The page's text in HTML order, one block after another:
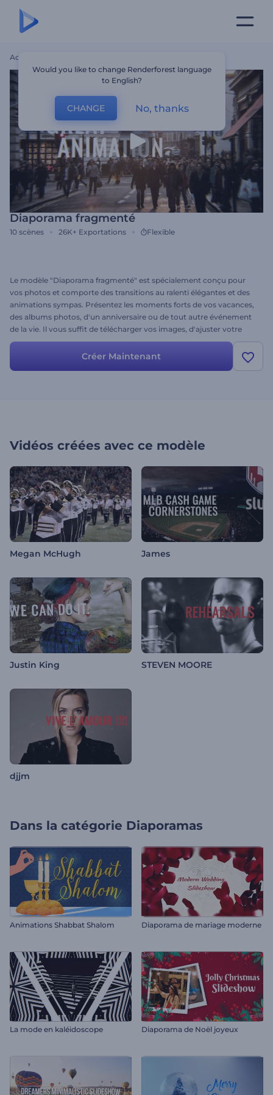
Accueil
Diaporama fragmenté
10 scènes 26K+ Exportations Flexible
Le modèle "Diaporama fragmenté" est spécialement conçu pour
vos photos et comporte des transitions au ralenti élégantes et des
animations sympas. Présentez les moments forts de vos vacances,
des albums photos, d'un anniversaire ou de tout autre événement
de la vie. Il vous suffit de télécharger vos images, d'ajuster votre
texte et de partir avec un diaporama professionnel en quelques
minutes. À vous de jouer !Créer Maintenant
Vidéos créées avec ce modèle
Megan McHugh James
Justin King STEVEN MOORE
djjm
Dans la catégorie Diaporamas
Animations Shabbat Shalom Diaporama de mariage moderne
La mode en kaléidoscope Diaporama de Noël joyeux
Would you like to change Renderforest language
to English?
CHANGE No, thanks